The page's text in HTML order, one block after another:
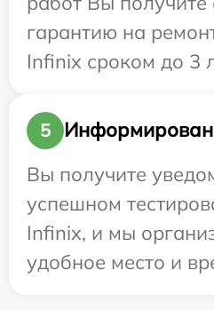
гарантию на
Infinix сроком до 3
5
Вы получите
успешном
Infinix, и мы
удобное место и